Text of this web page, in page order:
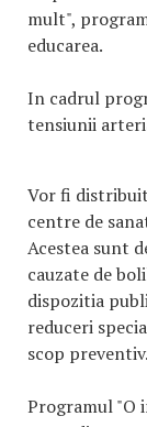
mult",
educarea.
In cadrul
tensiunii
Vor fi
centre de
Acestea sunt
cauzate de
dispozitia
reduceri
scop preventiv.
Programul "O